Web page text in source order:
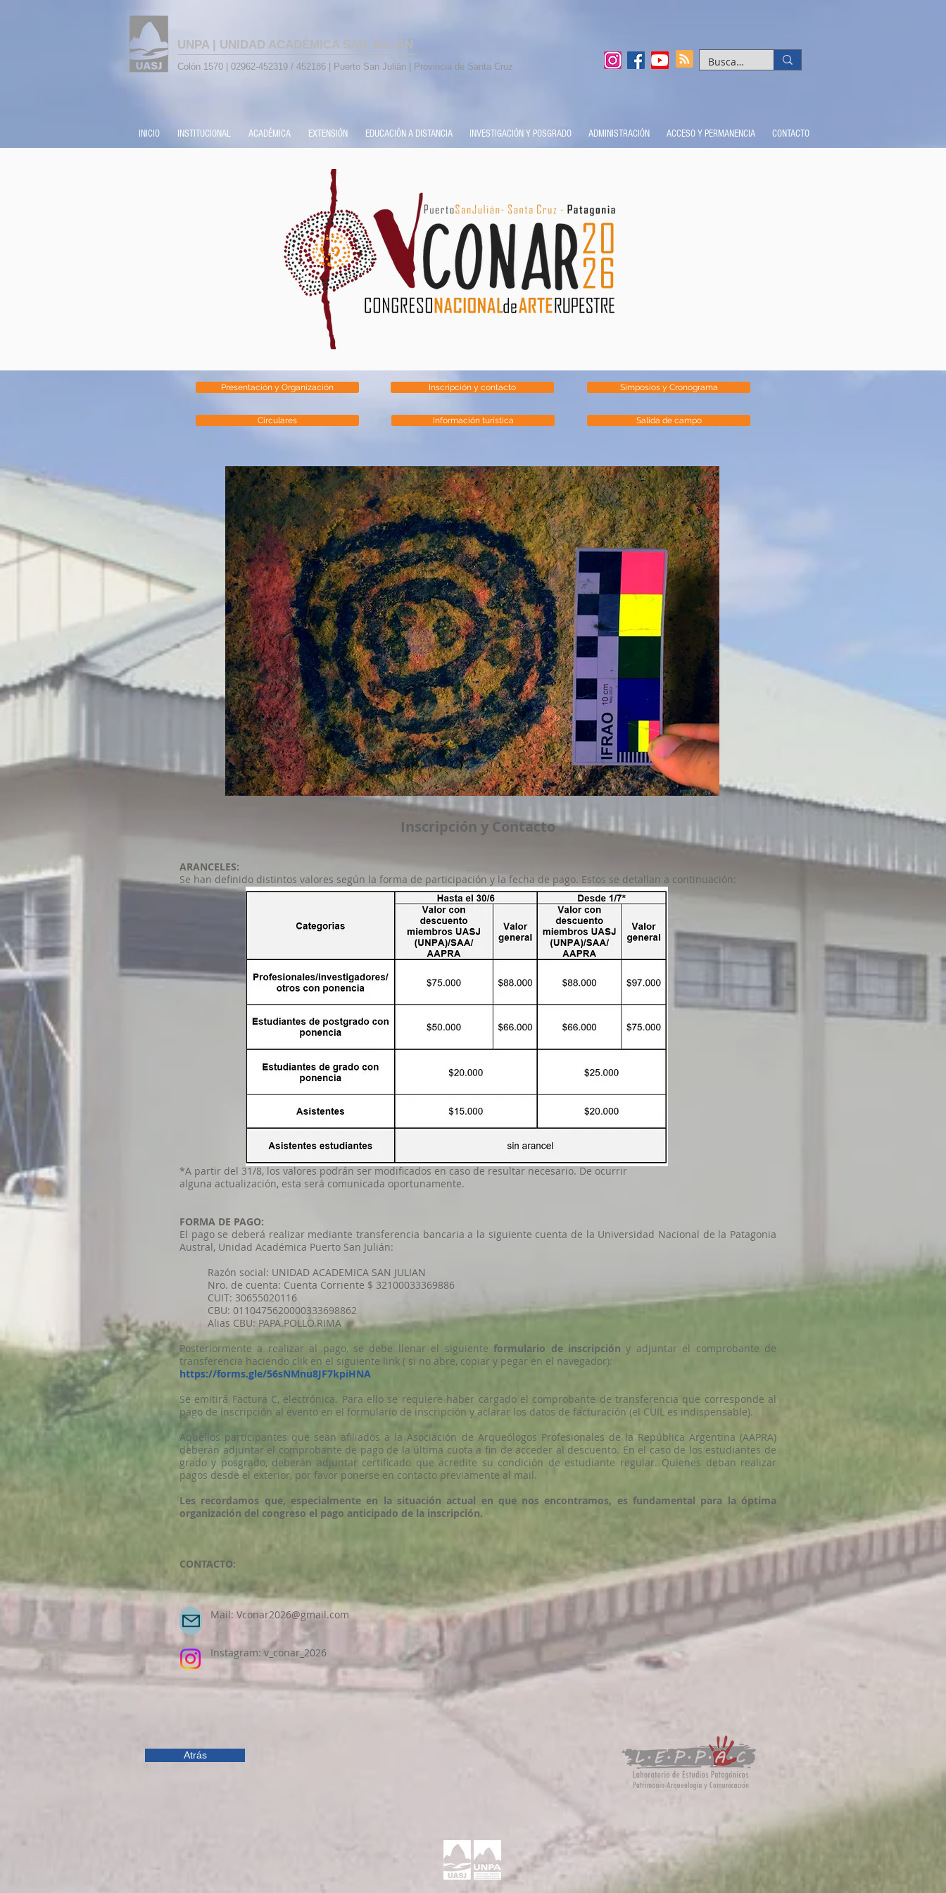
UNPA | UNIDAD ACADÉMICA SAN JULIÁN
Colón 1570 | 02962-452319 / 452186 | Puerto San Julián | Provincia de Santa Cruz
INICIO INSTITUCIONAL ACADÉMICA EXTENSIÓN EDUCACIÓN A DISTANCIA INVESTIGACIÓN Y POSGRADO ADMINISTRACIÓN ACCESO Y PERMANENCIA CONTACTO
Presentación y Organización
Circulares
Inscripción y contacto
Información turística
Simposios y Cronograma
Salida de campo
Inscripción y Contacto
ARANCELES:
Se han definido distintos valores según la forma de participación y la fecha de pago. Estos se detallan a continuación:
*A partir del 31/8, los valores podrán ser modificados en caso de resultar necesario. De ocurrir
alguna actualización, esta será comunicada oportunamente.
FORMA DE PAGO:
El pago se deberá realizar mediante transferencia bancaria a la siguiente cuenta de la Universidad Nacional de la Patagonia
Austral, Unidad Académica Puerto San Julián:
Razón social: UNIDAD ACADEMICA SAN JULIAN
Nro. de cuenta: Cuenta Corriente $ 32100033369886
CUIT: 30655020116
CBU: 0110475620000333698862
Alias CBU: PAPA.POLLO.RIMA
Posteriormente a realizar al pago, se debe llenar el siguienteformulario de inscripción y adjuntar el comprobante de
transferencia haciendo clik en el siguiente link ( si no abre, copiar y pegar en el navegador):
https://forms.gle/56sNMnu8JF7kpiHNA
Se emitirá Factura C, electrónica. Para ello se requiere haber cargado el comprobante de transferencia que corresponde al
pago de inscripción al evento en el formulario de inscripción y aclarar los datos de facturación (el CUIL es indispensable).
Aquellos participantes que sean afiliados a la Asociación de Arqueólogos Profesionales de la República Argentina (AAPRA)
deberán adjuntar el comprobante de pago de la última cuota a fin de acceder al descuento. En el caso de los estudiantes de
grado y posgrado, deberán adjuntar certificado que acredite su condición de estudiante regular. Quienes deban realizar
pagos desde el exterior, por favor ponerse en contacto previamente al mail.
Les recordamos que, especialmente en la situación actual en que nos encontramos, es fundamental para la óptima
organización del congreso el pago anticipado de la inscripción.
CONTACTO:
Mail: Vconar2026@gmail.com
​ Instagram: v_conar_2026
Atrás